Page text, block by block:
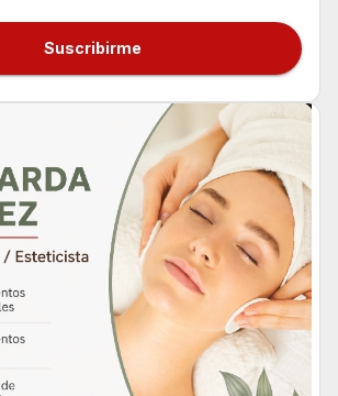
Suscribirme